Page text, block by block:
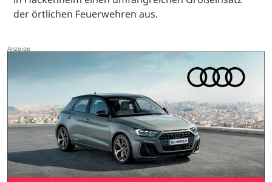
der örtlichen Feuerwehren aus.